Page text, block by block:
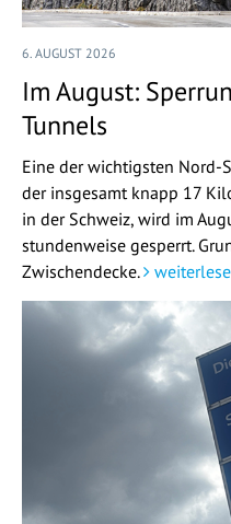
6. AUGUST 2026
Im August:
Tunnels
Eine der wichtigsten Nord-
der insgesamt knapp 17
in der Schweiz, wird im
stundenweise gesperrt.
Zwischendecke.